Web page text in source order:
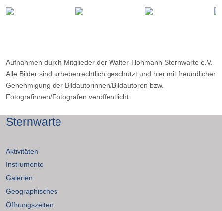
Ort: Oberholte
Aufnahmen durch Mitglieder der Walter-Hohmann-Sternwarte e.V.
Alle Bilder sind urheberrechtlich geschützt und hier mit freundlicher
Genehmigung der Bildautorinnen/Bildautoren bzw.
Fotografinnen/Fotografen veröffentlicht.
Sternwarte
Aktivitäten
Instrumente
Galerien
Geographisches
Öffnungszeiten